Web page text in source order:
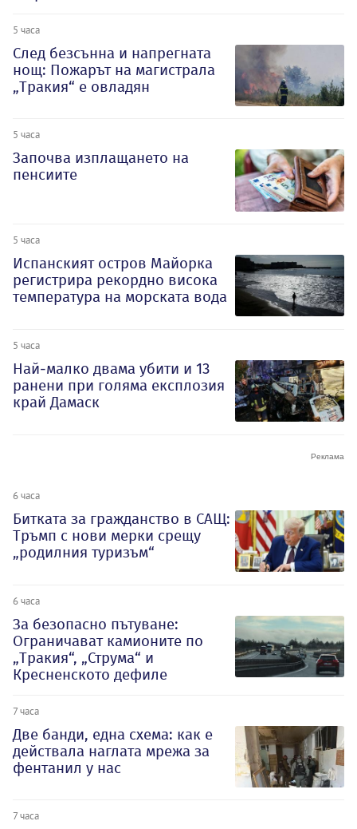
5 часа
След безсънна и напрегната
нощ: Пожарът на магистрала
„Тракия“ е овладян
5 часа
Започва изплащането на
пенсиите
5 часа
Испанският остров Майорка
регистрира рекордно висока
температура на морската вода
5 часа
Най-малко двама убити и 13
ранени при голяма експлозия
край Дамаск
6 часа
Битката за гражданство в САЩ:
Тръмп с нови мерки срещу
„родилния туризъм“
6 часа
За безопасно пътуване:
Ограничават камионите по
„Тракия“, „Струма“ и
Кресненското дефиле
7 часа
Две банди, една схема: как е
действала наглата мрежа за
фентанил у нас
7 часа